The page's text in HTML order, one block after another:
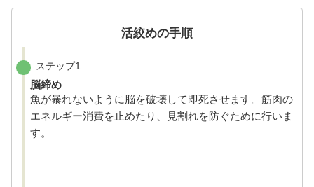
活絞めの手順
ステップ1
脳締め
魚が暴れないように脳を破壊して即死させます。筋肉の
エネルギー消費を止めたり、見割れを防ぐために行いま
す。